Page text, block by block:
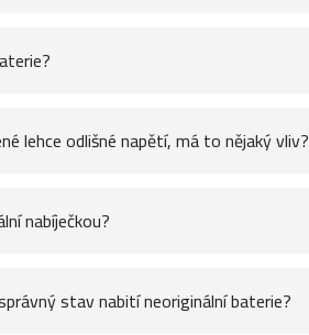
lehce odlišné napětí, má to nějaký vliv?
nabíječkou?
stav nabití neoriginální baterie?